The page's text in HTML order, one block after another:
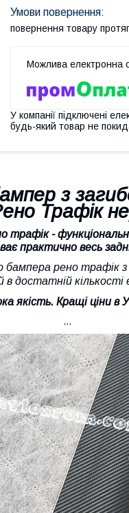
повернення товару
У компанії підключені
будь-який товар не
з
Трафік
-
практично весь
бампера рено трафік
в достатній кількості
якість. Кращі ціни в
...